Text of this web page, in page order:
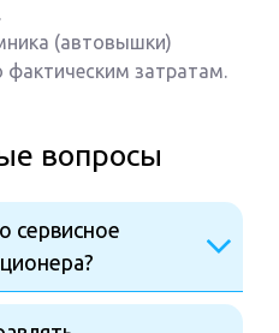
(автовышки)
затратам.
вопросы
сервисное